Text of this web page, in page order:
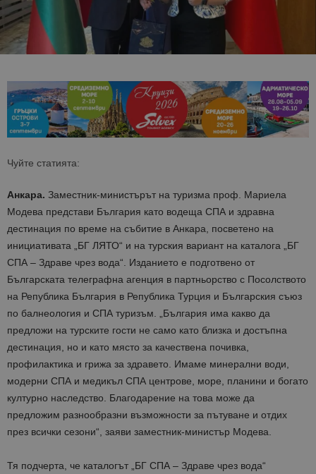
Чуйте статията:
Анкара. Заместник-министърът на туризма проф. Мариела
Модева представи България като водеща СПА и здравна
дестинация по време на събитие в Анкара, посветено на
инициативата „БГ ЛЯТО“ и на турския вариант на каталога „БГ
СПА – Здраве чрез вода“. Изданието е подготвено от
Българската телеграфна агенция в партньорство с Посолството
на Република България в Република Турция и Българския съюз
по балнеология и СПА туризъм. „България има какво да
предложи на турските гости не само като близка и достъпна
дестинация, но и като място за качествена почивка,
профилактика и грижа за здравето. Имаме минерални води,
модерни СПА и медикъл СПА центрове, море, планини и богато
културно наследство. Благодарение на това може да
предложим разнообразни възможности за пътуване и отдих
през всички сезони“, заяви заместник-министър Модева.
Тя подчерта, че каталогът „БГ СПА – Здраве чрез вода“